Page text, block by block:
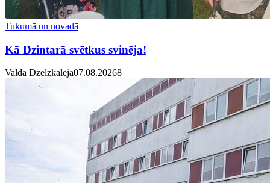
Tukumā un novadā
Kā Dzintarā svētkus svinēja!
Valda Dzelzkalēja07.08.20268